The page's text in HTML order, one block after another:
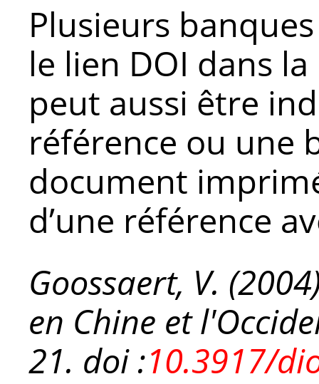
Plusieurs
le lien DOI dans
peut aussi être
référence ou une
document
d’une référence
Goossaert, V.
en Chine et
21. doi :10.3917/